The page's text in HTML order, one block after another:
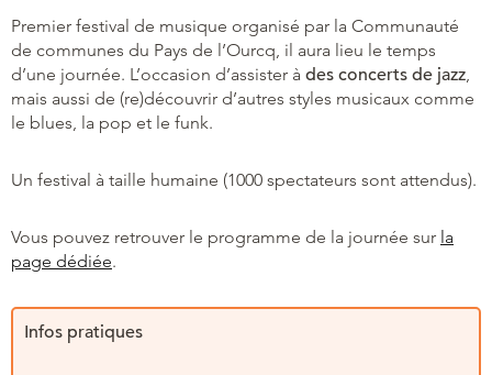
Premier festival de musique organisé par la Communauté
de communes du Pays de l’Ourcq, il aura lieu le temps
d’une journée. L’occasion d’assister à des concerts de jazz
mais aussi de (re)découvrir d’autres styles musicaux comme
le blues, la pop et le funk.
Un festival à taille humaine (1000 spectateurs sont attendus).
Vous pouvez retrouver le programme de la journée sur la
page dédiée.
Infos pratiques